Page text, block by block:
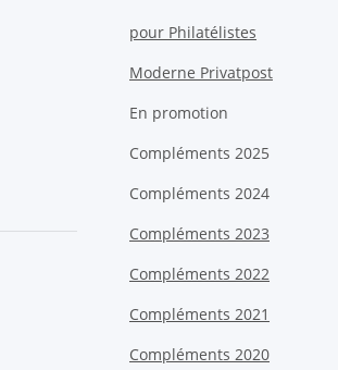
pour Philatélistes
Moderne Privatpost
En promotion
Compléments 2025
Compléments 2024
Compléments 2023
Compléments 2022
Compléments 2021
Compléments 2020